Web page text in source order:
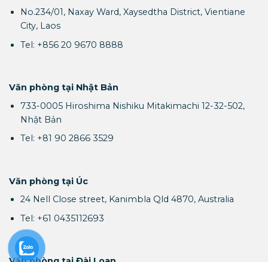
No.234/01, Naxay Ward, Xaysedtha District, Vientiane
City, Laos
Tel: +856 20 9670 8888
Văn phòng tại Nhật Bản
733-0005 Hiroshima Nishiku Mitakimachi 12-32-502,
Nhật Bản
Tel: +81 90 2866 3529
Văn phòng tại Úc
24 Nell Close street, Kanimbla Qld 4870, Australia
Tel: +61 0435112693